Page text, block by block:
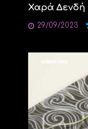
Χαρά Δενδή
29/09/2023